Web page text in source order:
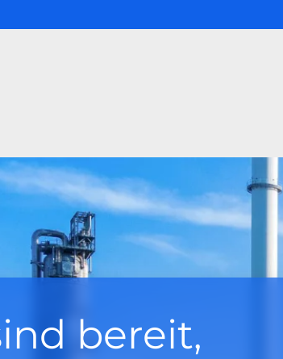
bereit,